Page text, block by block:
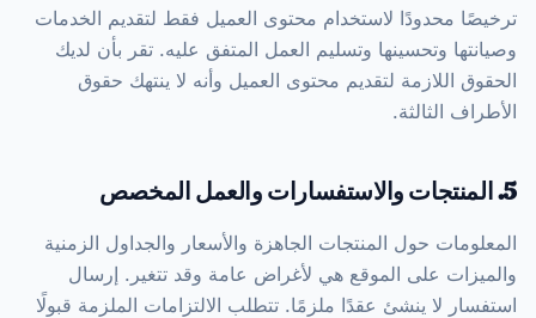
ترخيصًا محدودًا لاستخدام محتوى العميل فقط لتقديم الخدمات
وصيانتها وتحسينها وتسليم العمل المتفق عليه. تقر بأن لديك
الحقوق اللازمة لتقديم محتوى العميل وأنه لا ينتهك حقوق
الأطراف الثالثة.
5. المنتجات والاستفسارات والعمل المخصص
المعلومات حول المنتجات الجاهزة والأسعار والجداول الزمنية
والميزات على الموقع هي لأغراض عامة وقد تتغير. إرسال
استفسار لا ينشئ عقدًا ملزمًا. تتطلب الالتزامات الملزمة قبولًا